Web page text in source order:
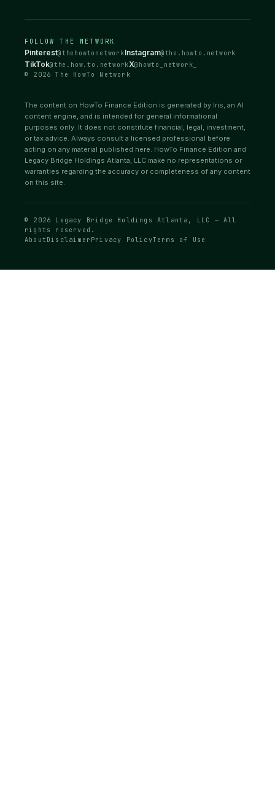
FOLLOW THE NETWORK
Pinterest@thehowtonetworkInstagram@the.howto.network
TikTok@the.how.to.networkX@howto_network_
© 2026 The HowTo Network
The content on HowTo Finance Edition is generated by Iris, an AI
content engine, and is intended for general informational
purposes only. It does not constitute financial, legal, investment,
or tax advice. Always consult a licensed professional before
acting on any material published here. HowTo Finance Edition and
Legacy Bridge Holdings Atlanta, LLC make no representations or
warranties regarding the accuracy or completeness of any content
on this site.
© 2026 Legacy Bridge Holdings Atlanta, LLC — All
rights reserved.
About Disclaimer Privacy PolicyTerms of Use